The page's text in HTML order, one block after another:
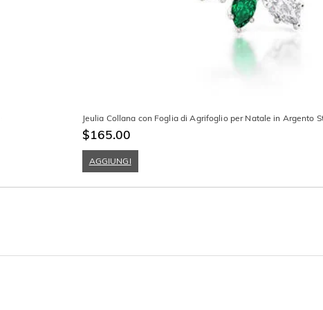
Jeulia Collana con Foglia di Agrifoglio per Natale in Argento
$165.00
AGGIUNGI